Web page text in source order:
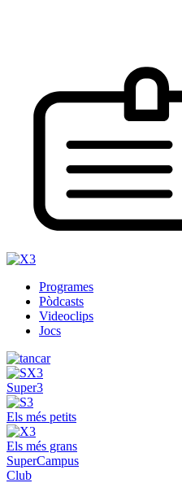
Programes
Pòdcasts
Videoclips
Jocs
Super3
Els més petits
Els més grans
SuperCampus
Club